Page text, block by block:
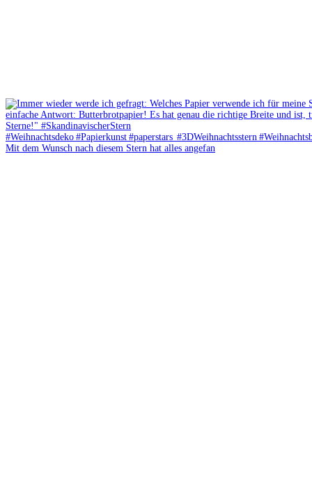
Mit dem Wunsch nach diesem Stern hat alles angefan